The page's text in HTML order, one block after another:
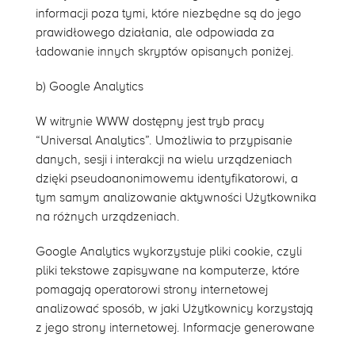
informacji poza tymi, które niezbędne są do jego
prawidłowego działania, ale odpowiada za
ładowanie innych skryptów opisanych poniżej.
b) Google Analytics
W witrynie WWW dostępny jest tryb pracy
“Universal Analytics”. Umożliwia to przypisanie
danych, sesji i interakcji na wielu urządzeniach
dzięki pseudoanonimowemu identyfikatorowi, a
tym samym analizowanie aktywności Użytkownika
na różnych urządzeniach.
Google Analytics wykorzystuje pliki cookie, czyli
pliki tekstowe zapisywane na komputerze, które
pomagają operatorowi strony internetowej
analizować sposób, w jaki Użytkownicy korzystają
z jego strony internetowej. Informacje generowane